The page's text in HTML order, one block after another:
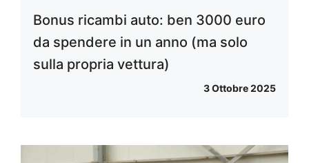
Bonus ricambi auto: ben 3000 euro
da spendere in un anno (ma solo
sulla propria vettura)
3 Ottobre 2025